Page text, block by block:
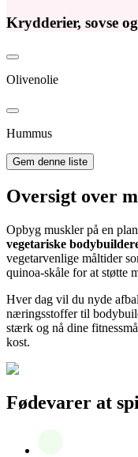
Krydderier, sovse
Olivenolie
Hummus
Gem denne liste
Oversigt over
Opbyg muskler på en
vegetariske
vegetarvenlige måltider
quinoa-skåle for at støtte
Hver dag vil du nyde
næringsstoffer til
stærk og nå dine
kost.
Fødevarer at